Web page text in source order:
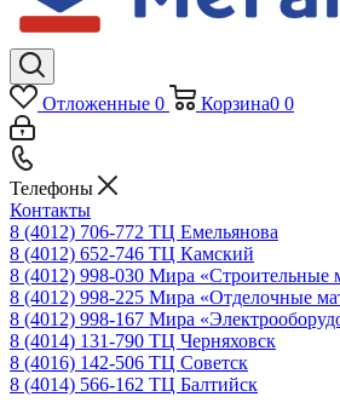
Отложенные 0 Корзина0 0
Телефоны
Контакты
8 (4012) 706-772 ТЦ Емельянова
8 (4012) 652-746 ТЦ Камский
8 (4012) 998-030 Мира «Строительные
8 (4012) 998-225 Мира «Отделочные
8 (4012) 998-167 Мира
8 (4014) 131-790 ТЦ Черняховск
8 (4016) 142-506 ТЦ Советск
8 (4014) 566-162 ТЦ Балтийск